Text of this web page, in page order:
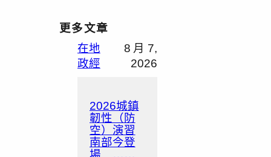
更多文章
在地
政經
8 月 7,
2026
2026城鎮
韌性（防
空）演習
南部今登
場 ……